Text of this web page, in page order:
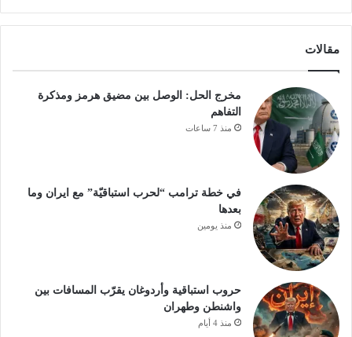
مقالات
مخرج الحل: الوصل بين مضيق هرمز ومذكرة
التفاهم
منذ 7 ساعات
في خطة ترامب “لحرب استباقيّة” مع ايران وما
بعدها
منذ يومين
حروب استباقية وأردوغان يقرّب المسافات بين
واشنطن وطهران
منذ 4 أيام